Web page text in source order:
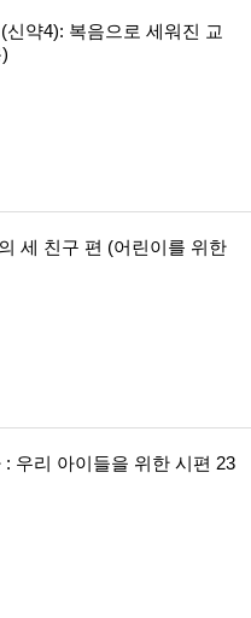
신약4): 복음으로 세워진 교
세 친구 편 (어린이를 위한
우리 아이들을 위한 시편 23